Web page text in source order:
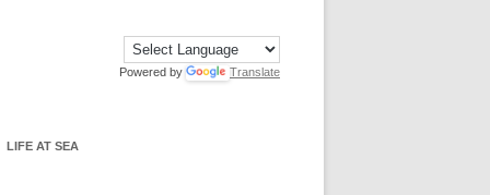
Powered by Translate
LIFE AT SEA